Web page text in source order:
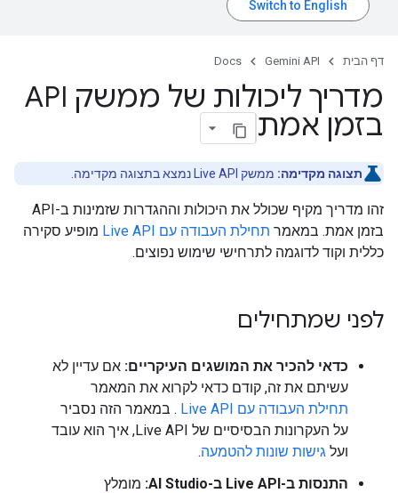
דף הבית Gemini API
Docs
מדריך ליכולות של ממשק API
בזמן אמת
תצוגה מקדימה: ממשק Live API נמצא בתצוגה מקדימה.
זהו מדריך מקיף שכולל את היכולות וההגדרות שזמינות ב-API
בזמן אמת. במאמר תחילת העבודה עם Live API
מופיע סקירה
כללית וקוד לדוגמה לתרחישי שימוש נפוצים.
לפני שמתחילים
כדאי להכיר את המושגים העיקריים: אם עדיין לא
עשיתם את זה, קודם כדאי לקרוא את המאמר
תחילת העבודה עם Live API
. במאמר הזה נסביר
על העקרונות הבסיסיים של Live API, איך הוא עובד
ועל גישות שונות להטמעה.
התנסות ב-Live API ב-AI Studio:
מומלץ